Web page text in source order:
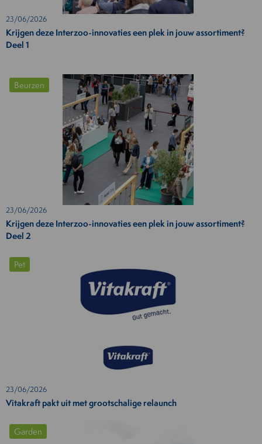
23/06/2026
Krijgen deze Interzoo-innovaties een plek in jouw assortiment?
Deel 1
Beurzen
23/06/2026
Krijgen deze Interzoo-innovaties een plek in jouw assortiment?
Deel 2
Pet
23/06/2026
Vitakraft pakt uit met grootschalige relaunch
Garden